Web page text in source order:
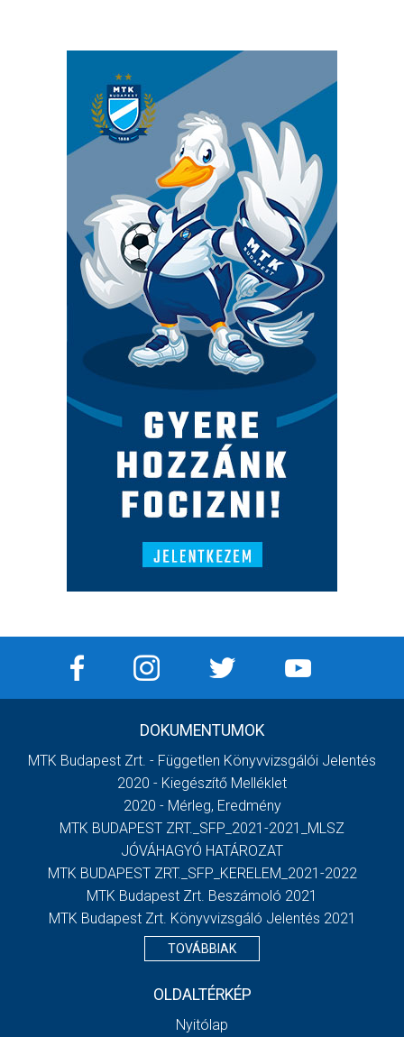
DOKUMENTUMOK
MTK Budapest Zrt. - Független Könyvvizsgálói Jelentés
2020 - Kiegészítő Melléklet
2020 - Mérleg, Eredmény
MTK BUDAPEST ZRT._SFP_2021-2021_MLSZ
JÓVÁHAGYÓ HATÁROZAT
MTK BUDAPEST ZRT._SFP_KERELEM_2021-2022
MTK Budapest Zrt. Beszámoló 2021
MTK Budapest Zrt. Könyvvizsgáló Jelentés 2021
TOVÁBBIAK
OLDALTÉRKÉP
Nyitólap